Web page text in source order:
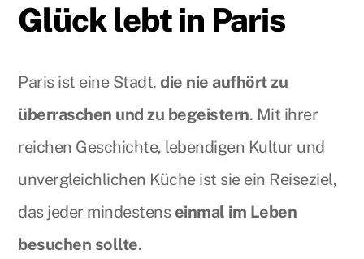
Glück lebt in Paris
Paris ist eine Stadt,die nie aufhört zu
überraschen und zu begeistern. Mit ihrer
reichen Geschichte, lebendigen Kultur und
unvergleichlichen Küche ist sie ein Reiseziel,
das jeder mindestens einmal im Leben
besuchen sollte.